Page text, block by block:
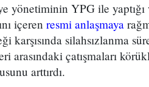
yönetiminin YPG ile
içeren resmi anlaşmaya
karşısında silahsızlanma
arasındaki çatışmaları
arttırdı.